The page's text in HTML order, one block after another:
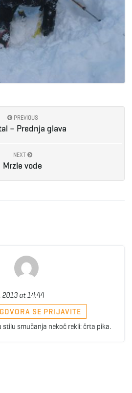
PREVIOUS
– Prednja glava
NEXT
Mrzle vode
2013 at 14:44
SE PRIJAVITE
stilu smučanja nekoč rekli: črta pika.